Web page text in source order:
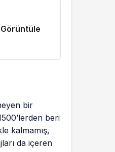
bir
beri
kalmamış,
da içeren